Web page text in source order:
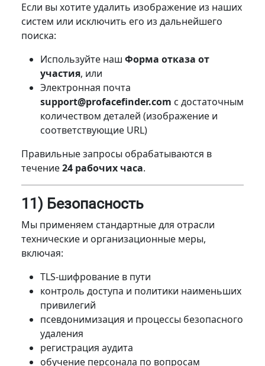
Если вы хотите удалить изображение из наших
систем или исключить его из дальнейшего
поиска:
Используйте наш Форма отказа от
участия, или
Электронная почта
support@profacefinder.com с достаточным
количеством деталей (изображение и
соответствующие URL)
Правильные запросы обрабатываются в
течение24 рабочих часа.
11) Безопасность
Мы применяем стандартные для отрасли
технические и организационные меры,
включая:
TLS-шифрование в пути
контроль доступа и политики наименьших
привилегий
псевдонимизация и процессы безопасного
удаления
регистрация аудита
обучение персонала по вопросам